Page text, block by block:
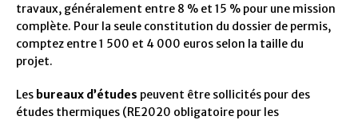
travaux, généralement entre 8 % et 15 % pour une mission
complète. Pour la seule constitution du dossier de permis,
comptez entre 1 500 et 4 000 euros selon la taille du
projet.
Les bureaux d’études peuvent être sollicités pour des
études thermiques (RE2020 obligatoire pour les